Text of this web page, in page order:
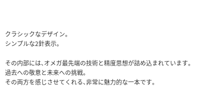
クラシックなデザイン。
シンプルな2針表示。
その内部には、オメガ最先端の技術と精度思想が詰め込まれています。
過去への敬意と未来への挑戦。
その両方を感じさせてくれる、非常に魅力的な一本です。